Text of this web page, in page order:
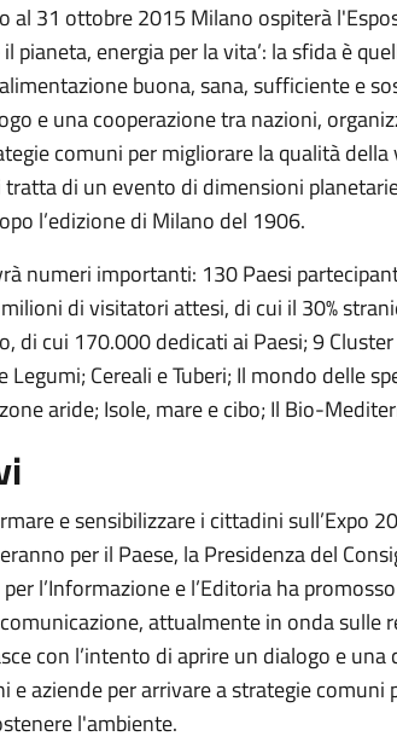
al 31 ottobre 2015 Milano ospiterà
pianeta, energia per la vita’: la sfida è
buona, sana, sufficiente e
e una cooperazione tra nazioni,
comuni per migliorare la qualità
tratta di un evento di dimensioni
l’edizione di Milano del 1906.
numeri importanti: 130 Paesi
di visitatori attesi, di cui il 30%
di cui 170.000 dedicati ai Paesi; 9
Legumi; Cereali e Tuberi; Il mondo delle
aride; Isole, mare e cibo; Il Bio-
e sensibilizzare i cittadini sull’Expo
per il Paese, la Presidenza del
l’Informazione e l’Editoria ha
attualmente in onda sulle
con l’intento di aprire un dialogo e
e aziende per arrivare a strategie comuni
l'ambiente.